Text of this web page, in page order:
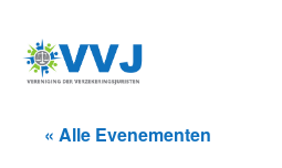
« Alle Evenementen